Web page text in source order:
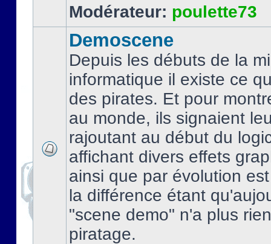
Modérateur: poulette73
Demoscene
Depuis les débuts de la
informatique il existe ce
des pirates. Et pour
au monde, ils signaient
rajoutant au début du
affichant divers effets
ainsi que par évolution
la différence étant
"scene demo" n'a plus
piratage.